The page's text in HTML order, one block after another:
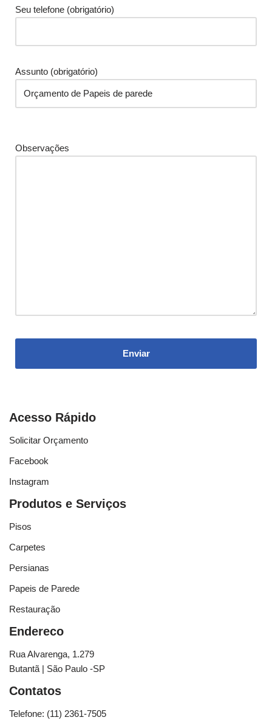
Seu telefone (obrigatório)
Assunto (obrigatório)
Observações
Acesso Rápido
Solicitar Orçamento
Facebook
Instagram
Produtos e Serviços
Pisos
Carpetes
Persianas
Papeis de Parede
Restauração
Endereco
Rua Alvarenga, 1.279
Butantã | São Paulo -SP
Contatos
Telefone: (11) 2361-7505